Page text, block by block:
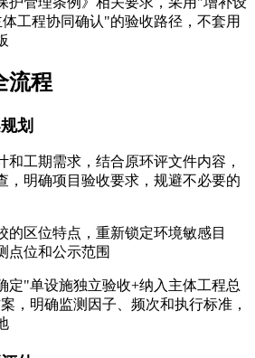
工程协同确认"的验收路径，不套用
流程
划
和工期需求，结合原环评文件内容，
，明确项目验收要求，规避不必要的
的区位特点，重新锁定环境敏感目
点位和公示范围
定"单设施独立验收+纳入主体工程总
，明确监测因子、频次和执行标准，